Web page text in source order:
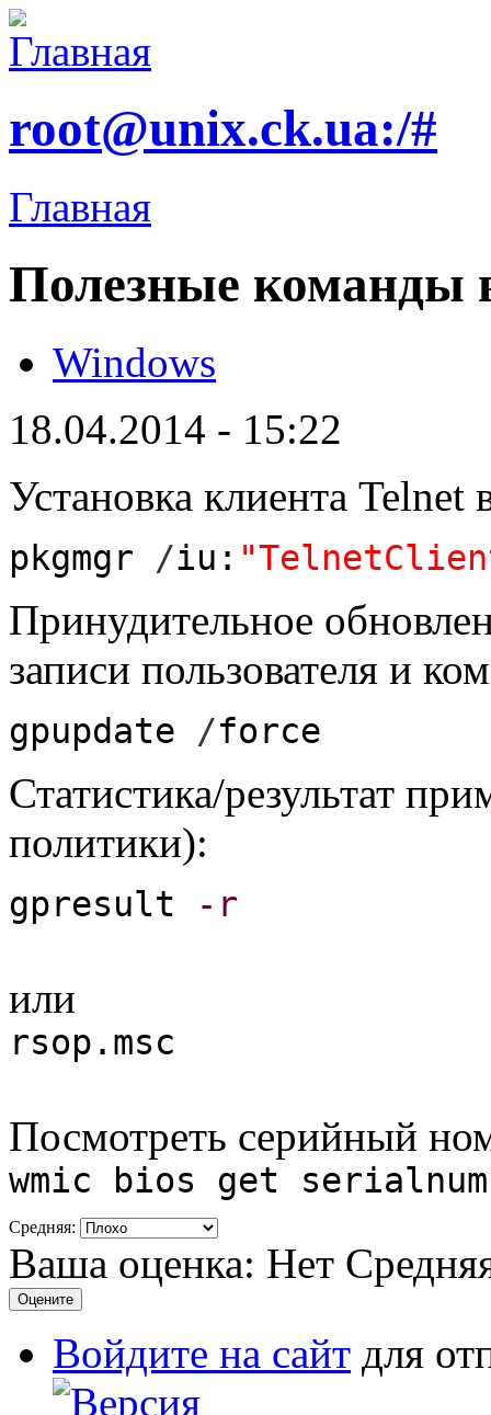
root@unix.ck.ua:/#
Главная
Полезные команды
Windows
18.04.2014 - 15:22
Установка клиента
pkgmgr /iu:
Принудительное
записи пользователя и
gpupdate /force
Статистика/результат
политики):
gpresult -r
или
rsop.msc
Посмотреть серийный
wmic bios get
Средняя:
Ваша оценка: Нет
Войдите на сайт для